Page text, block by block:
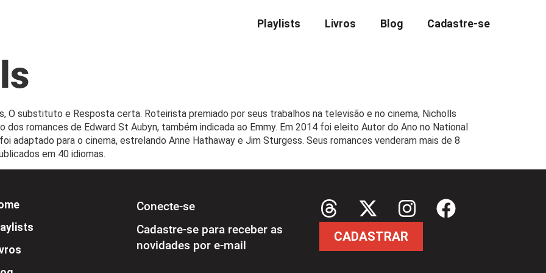
Playlists Livros Blog Cadastre-se
O substituto e Resposta certa. Roteirista premiado por seus trabalhos na televisão e no cinema, Nicholls
romances de Edward St Aubyn, também indicada ao Emmy. Em 2014 foi eleito Autor do Ano no National
adaptado para o cinema, estrelando Anne Hathaway e Jim Sturgess. Seus romances venderam mais de 8
em 40 idiomas.
Conecte-se
Cadastre-se para receber as
novidades por e-mail
CADASTRAR